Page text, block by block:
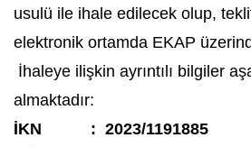
usulü ile ihale edilecek olup,
elektronik ortamda EKAP
İhaleye ilişkin ayrıntılı bilgiler
almaktadır:
İKN
: 2023/1191885